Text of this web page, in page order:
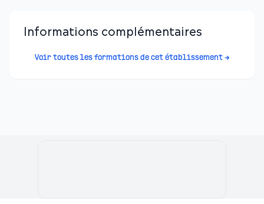
Informations complémentaires
Voir toutes les formations de cet établissement →